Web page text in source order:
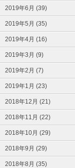
2019年6月 (39)
2019年5月 (35)
2019年4月 (16)
2019年3月 (9)
2019年2月 (7)
2019年1月 (23)
2018年12月 (21)
2018年11月 (22)
2018年10月 (29)
2018年9月 (29)
2018年8月 (35)